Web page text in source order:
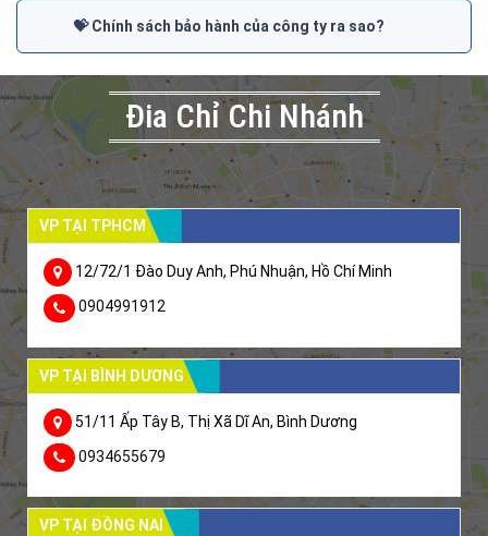
💝 Chính sách bảo hành của công ty ra sao?
Đia Chỉ Chi Nhánh
VP TẠI TPHCM
12/72/1 Đào Duy Anh, Phú Nhuận, Hồ Chí Minh
0904991912
VP TẠI BÌNH DƯƠNG
51/11 Ấp Tây B, Thị Xã Dĩ An, Bình Dương
0934655679
VP TẠI ĐỒNG NAI